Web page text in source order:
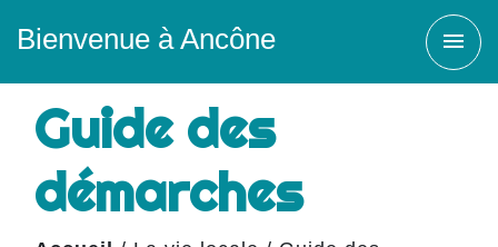
Bienvenue à Ancône menu
Guide des
démarches